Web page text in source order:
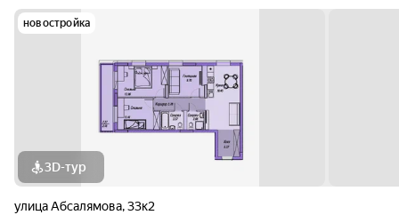
новостройка
3D-тур
улица Абсалямова,33к2